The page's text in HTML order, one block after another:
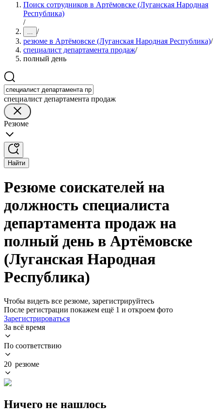
Поиск сотрудников в Артёмовске (Луганская Народная
Республика)
/
... /
резюме в Артёмовске (Луганская Народная Республика)/
специалист департамента продаж/
полный день
специалист департамента продаж
Резюме
Найти
Резюме соискателей на
должность специалиста
департамента продаж на
полный день в Артёмовске
(Луганская Народная
Республика)
Чтобы видеть все резюме, зарегистрируйтесь
После регистрации покажем ещё 1 и откроем фото
Зарегистрироваться
За всё время
По соответствию
20 резюме
Ничего не нашлось